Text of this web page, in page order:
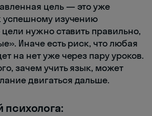
цель — это уже
успешному изучению
цели нужно ставить правильно,
Иначе есть риск, что любая
на нет уже через пару уроков.
зачем учить язык, может
двигаться дальше.